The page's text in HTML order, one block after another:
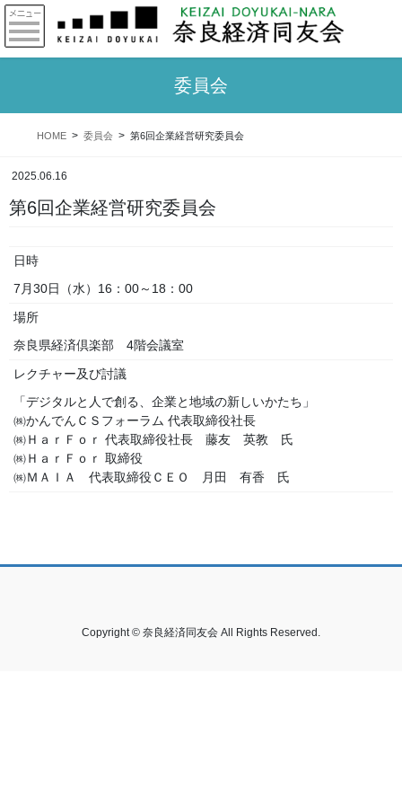
委員会
HOME 委員会 第6回企業経営研究委員会
2025.06.16
第6回企業経営研究委員会
日時
7月30日（水）16：00～18：00
場所
奈良県経済倶楽部 4階会議室
レクチャー及び討議
「デジタルと人で創る、企業と地域の新しいかたち」
㈱かんでんＣＳフォーラム 代表取締役社長
㈱ＨａｒＦｏｒ 代表取締役社長 藤友 英教 氏
㈱ＨａｒＦｏｒ 取締役
㈱ＭＡＩＡ 代表取締役ＣＥＯ 月田 有香 氏
Copyright © 奈良経済同友会 All Rights Reserved.